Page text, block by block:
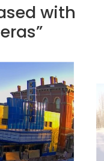
with